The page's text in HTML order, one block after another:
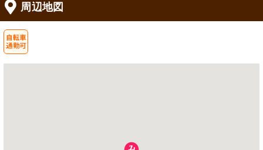
浴室
クスできる設備が整っています。快適
に使用可能です。
周辺地図